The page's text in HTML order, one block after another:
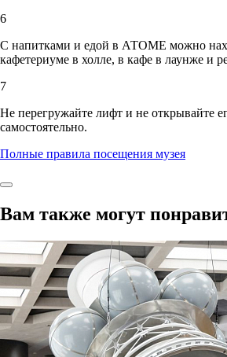
6
С напитками и едой в АТОМЕ можно
кафетериуме в холле, в кафе в лаунже и
7
Не перегружайте лифт и не открывайте
самостоятельно.
Полные правила посещения музея
Вам также могут